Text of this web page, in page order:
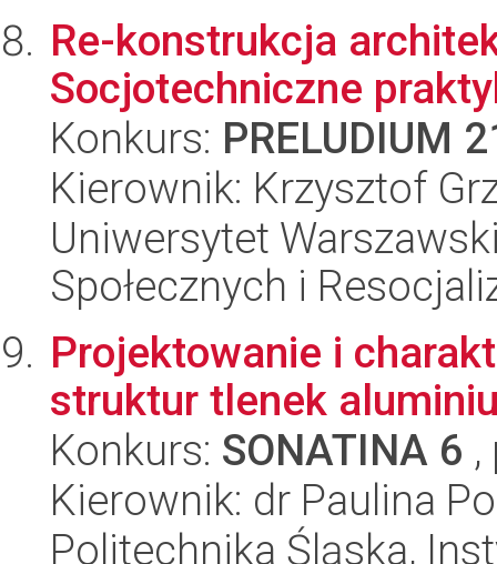
Re-konstrukcja
Socjotechniczne
Konkurs: PRELUDIUM
Kierownik: Krzysztof
Uniwersytet
Społecznych i
Projektowanie i
struktur tlenek
Konkurs: SONATINA 6
Kierownik: dr Paulina
Politechnika Śląska,